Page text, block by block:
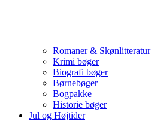
Romaner & Skønlitteratur
Krimi bøger
Biografi bøger
Børnebøger
Bogpakke
Historie bøger
Jul og Højtider